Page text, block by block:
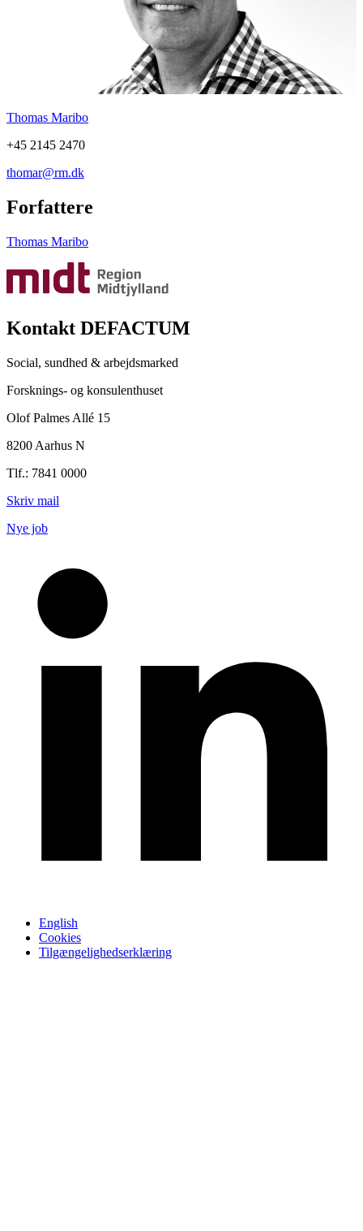
Thomas Maribo
+45 2145 2470
thomar@rm.dk
Forfattere
Thomas Maribo
Kontakt DEFACTUM
Social, sundhed & arbejdsmarked
Forsknings- og konsulenthuset
Olof Palmes Allé 15
8200 Aarhus N
Tlf.: 7841 0000
Skriv mail
Nye job
English
Cookies
Tilgængelighedserklæring